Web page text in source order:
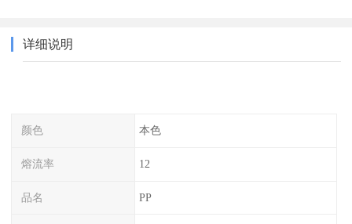
详细说明
颜色 本色
熔流率 12
品名 PP